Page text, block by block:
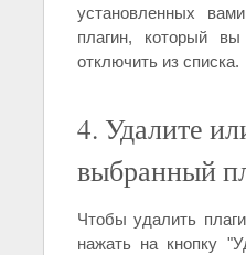
установленных
плагин, который
отключить из списка.
4. Удалите
выбранный
Чтобы удалить
нажать на кнопку